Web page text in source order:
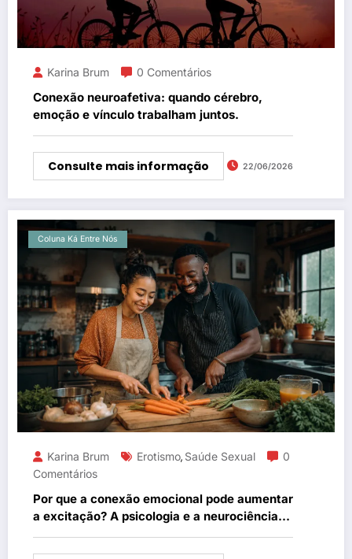
Karina Brum 0 Comentários
Conexão neuroafetiva: quando cérebro,
emoção e vínculo trabalham juntos.
Consulte mais informação 22/06/2026
Coluna Ká Entre Nós
Karina Brum Erotismo, Saúde Sexual
0
Comentários
Por que a conexão emocional pode aumentar
a excitação? A psicologia e a neurociência
nos explicam esse fenômeno.